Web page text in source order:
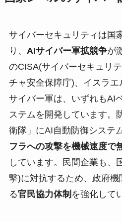
サイバーセキュリティは国
り、 AIサイバー軍拡競争が
のCISA(サイバーセキュリ
チャ安全保障庁)、イスラ
サイバー軍は、いずれもAI
ステムを開発しています。
衛隊」にAI自動防御システ
フラへの攻撃を機械速度で
しています。民間企業も、
撃)に対抗するため、政府
る官民協力体制 を強化して